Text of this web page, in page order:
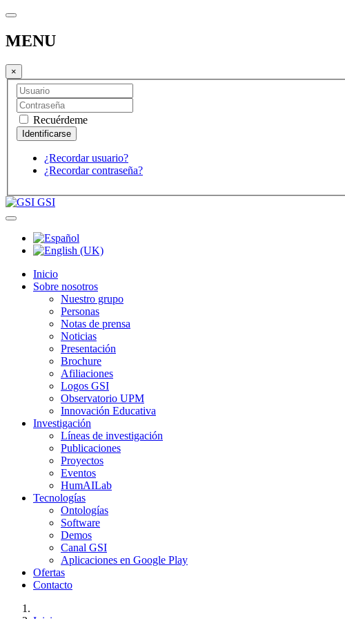
MENU
×
Recuérdeme
¿Recordar usuario?
¿Recordar contraseña?
GSI
Inicio
Sobre nosotros
Nuestro grupo
Personas
Notas de prensa
Noticias
Presentación
Brochure
Afiliaciones
Logos GSI
Observatorio UPM
Innovación Educativa
Investigación
Líneas de investigación
Publicaciones
Proyectos
Eventos
HumAILab
Tecnologías
Ontologías
Software
Demos
Canal GSI
Aplicaciones en Google Play
Ofertas
Contacto